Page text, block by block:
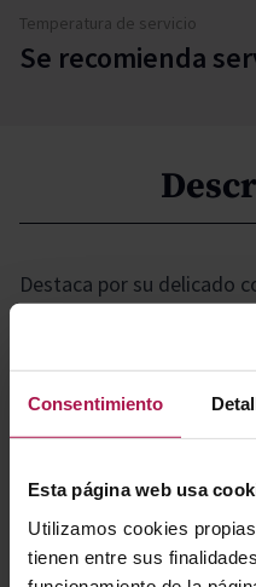
Consentimiento
Esta página web usa
Utilizamos cookies
tienen entre sus
Temperatura de servicio
Se recomienda
Destaca por su delicado
garnacha, ofreciendo un
Elaborado bajo criterios
Mediterráneo, invitando